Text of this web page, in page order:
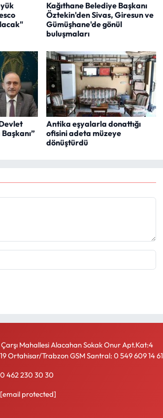
Kağıthane Belediye Başkanı
Öztekin'den Sivas, Giresun ve
Gümüşhane'de gönül
buluşmaları
Başkanı”
Antika eşyalarla donattığı
ofisini adeta müzeye
dönüştürdü
Çarşı Mahallesi Alacahan Sokak Onur Apt.Kat:4
Ortahisar/Trabzon GSM Santral: 0 549 609 14 61
0 462 230 30 30
[email protected]